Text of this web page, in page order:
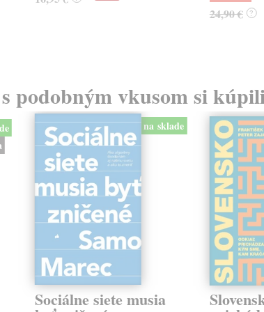
24,90 € ?
podobným vkusom si
na sklade
Sociálne siete musia